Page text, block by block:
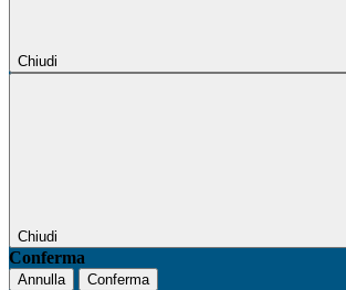
Chiudi
Chiudi
Conferma
Annulla
Conferma